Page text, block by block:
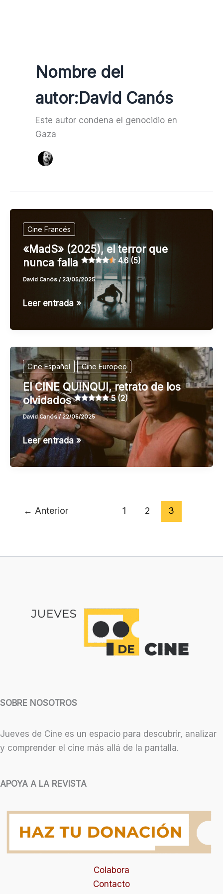
Nombre del
autor:David Canós
Este autor condena el genocidio en
Gaza
Cine Francés
«MadS» (2025), el terror que
nunca falla
4.6 (5)
David Canós / 23/05/2025
«MadS»
el
terror
que
nunca
falla
4.6 (5)
Leer entrada »
Cine Español Cine Europeo
El CINE QUINQUI, retrato de los
olvidados
5 (2)
David Canós/22/05/2025
El
CINE
QUINQUI,
los
Leer entrada »
← Anterior 1 2 3
SOBRE NOSOTROS
Jueves de Cine es un espacio para descubrir, analizar
y comprender el cine más allá de la pantalla.
APOYA A LA REVISTA
Colabora
Contacto